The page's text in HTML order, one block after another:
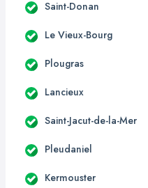
Saint-Donan
Le Vieux-Bourg
Plougras
Lancieux
Saint-Jacut-de-la-Mer
Pleudaniel
Kermouster